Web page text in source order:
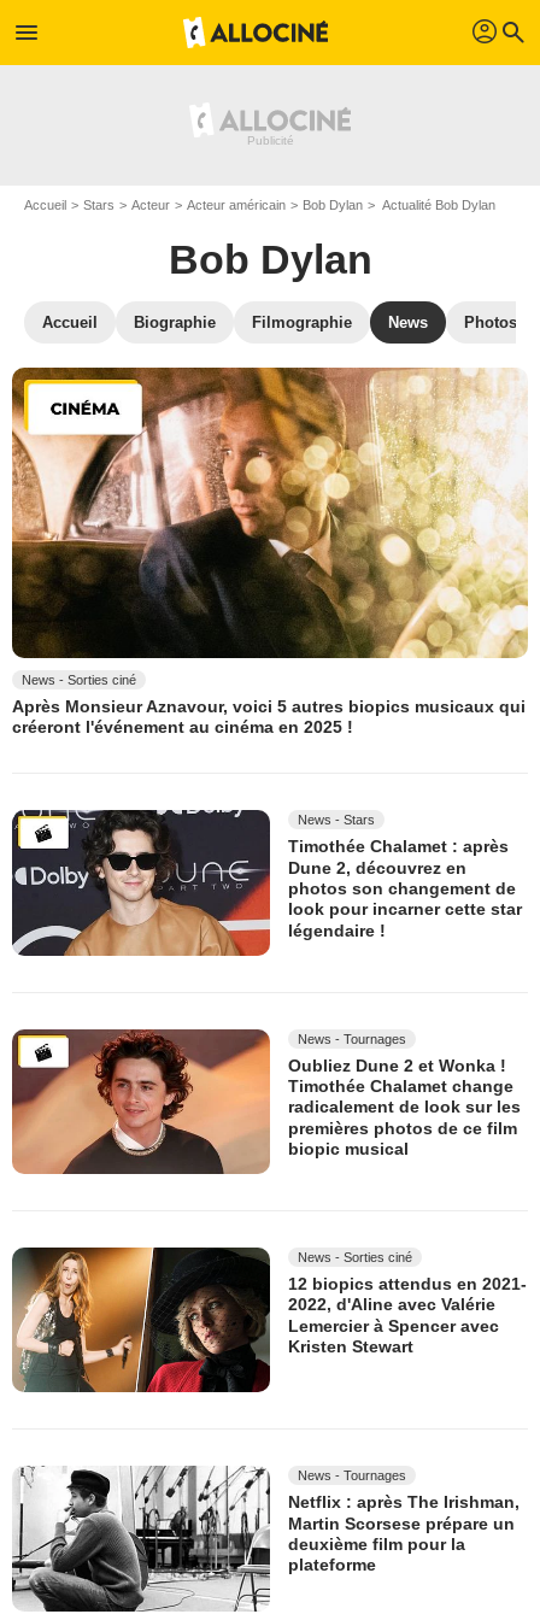
menu profil search
Accueil Stars Acteur Acteur américain Bob Dylan Actualité Bob Dylan
Bob Dylan
Accueil Biographie Filmographie News Photos
News - Sorties ciné
Après Monsieur Aznavour, voici 5 autres biopics musicaux qui
créeront l'événement au cinéma en 2025 !
News - Stars
Timothée Chalamet : après
Dune 2, découvrez en
photos son changement de
look pour incarner cette star
légendaire !
News - Tournages
Oubliez Dune 2 et Wonka !
Timothée Chalamet change
radicalement de look sur les
premières photos de ce film
biopic musical
News - Sorties ciné
12 biopics attendus en 2021-
2022, d'Aline avec Valérie
Lemercier à Spencer avec
Kristen Stewart
News - Tournages
Netflix : après The Irishman,
Martin Scorsese prépare un
deuxième film pour la
plateforme